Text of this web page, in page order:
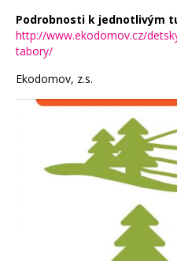
Podrobnosti k jednotlivým
http://www.ekodomov.cz/
tabory/
Ekodomov, z.s.